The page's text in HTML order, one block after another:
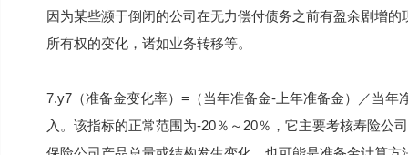
因为某些濒于倒闭的公司在无力偿付债务之前有盈余剧增
所有权的变化，诸如业务转移等。
7.y7（准备金变化率）=（当年准备金-上年准备金）／当
入。该指标的正常范围为-20％～20％，它主要考核寿险公